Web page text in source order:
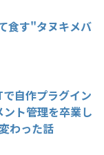
食す"タヌキメバ
自作プラグイン
ト管理を卒業し
わった話